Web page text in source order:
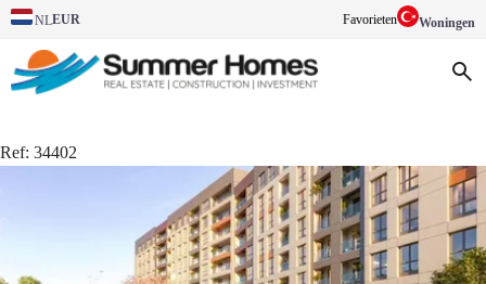
NLEUR Favorieten Woningen
Ref: 34402